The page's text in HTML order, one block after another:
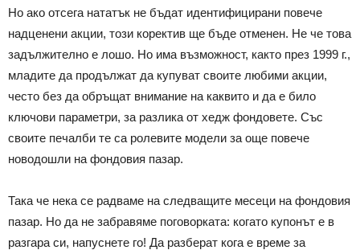
Но ако отсега нататък не бъдат идентифицирани повече
надценени акции, този коректив ще бъде отменен. Не че това
задължително е лошо. Но има възможност, както през 1999 г.,
младите да продължат да купуват своите любими акции,
често без да обръщат внимание на каквито и да е било
ключови параметри, за разлика от хедж фондовете. Със
своите печалби те са ролевите модели за още повече
новодошли на фондовия пазар.
Така че нека се радваме на следващите месеци на фондовия
пазар. Но да не забравяме поговорката: когато купонът е в
разгара си, напуснете го! Да разберат кога е време за